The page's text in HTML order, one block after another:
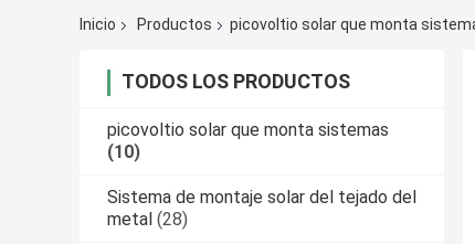
Inicio Productos picovoltio solar que monta
TODOS LOS PRODUCTOS
picovoltio solar que monta sistemas
(10)
Sistema de montaje solar del tejado del
metal (28)